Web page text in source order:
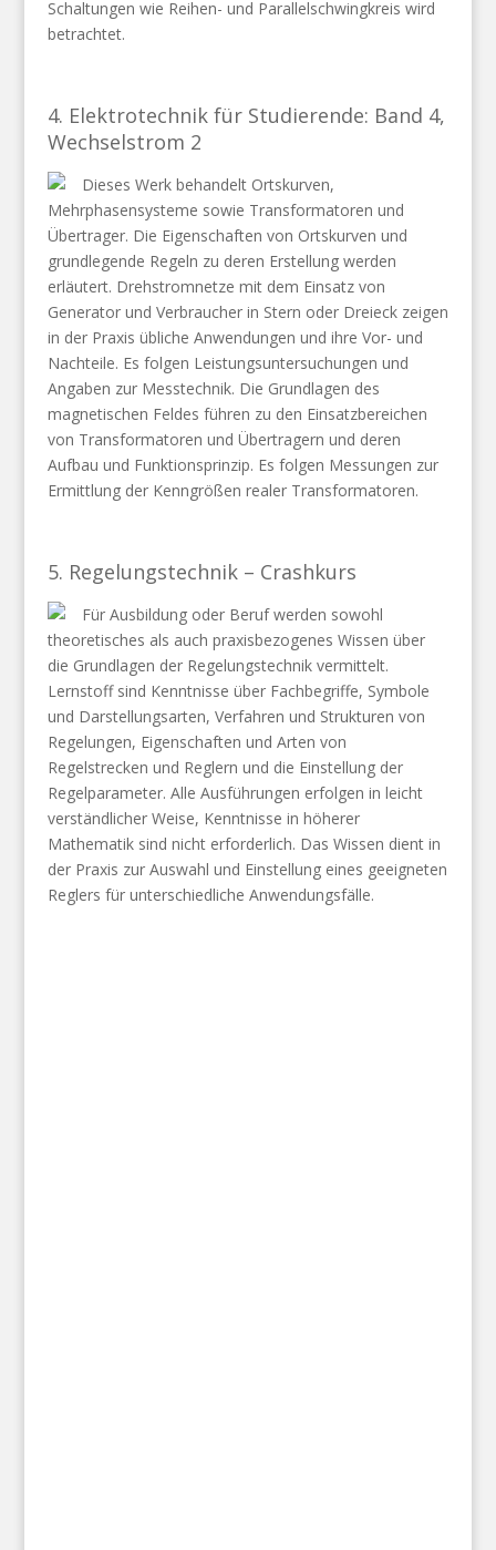
Schaltungen wie Reihen- und Parallelschwingkreis wird
betrachtet.
4. Elektrotechnik für Studierende: Band 4,
Wechselstrom 2
Dieses Werk behandelt Ortskurven,
Mehrphasensysteme sowie Transformatoren und
Übertrager. Die Eigenschaften von Ortskurven und
grundlegende Regeln zu deren Erstellung werden
erläutert. Drehstromnetze mit dem Einsatz von
Generator und Verbraucher in Stern oder Dreieck zeigen
in der Praxis übliche Anwendungen und ihre Vor- und
Nachteile. Es folgen Leistungsuntersuchungen und
Angaben zur Messtechnik. Die Grundlagen des
magnetischen Feldes führen zu den Einsatzbereichen
von Transformatoren und Übertragern und deren
Aufbau und Funktionsprinzip. Es folgen Messungen zur
Ermittlung der Kenngrößen realer Transformatoren.
5. Regelungstechnik – Crashkurs
Für Ausbildung oder Beruf werden sowohl
theoretisches als auch praxisbezogenes Wissen über
die Grundlagen der Regelungstechnik vermittelt.
Lernstoff sind Kenntnisse über Fachbegriffe, Symbole
und Darstellungsarten, Verfahren und Strukturen von
Regelungen, Eigenschaften und Arten von
Regelstrecken und Reglern und die Einstellung der
Regelparameter. Alle Ausführungen erfolgen in leicht
verständlicher Weise, Kenntnisse in höherer
Mathematik sind nicht erforderlich. Das Wissen dient in
der Praxis zur Auswahl und Einstellung eines geeigneten
Reglers für unterschiedliche Anwendungsfälle.